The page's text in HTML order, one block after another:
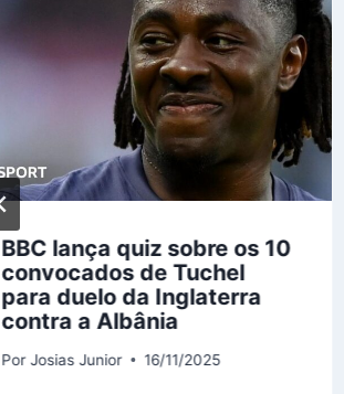
BBC lança quiz sobre os 10
convocados de Tuchel
para duelo da Inglaterra
contra a Albânia
PorJosias Junior 16/11/2025